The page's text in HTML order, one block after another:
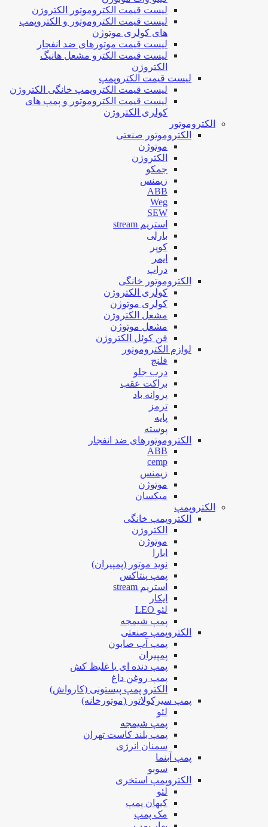
لیست قیمت الکتروموتور الکتروژن
لیست قیمت الکتروموتور و الکتروپمپ
های کولری موتوژن
لیست قیمت موتورهای ضد انفجار
لیست قیمت الکترو مشعل هانیگ
الکتروژن
لیست قیمت الکتروپمپ
لیست قیمت الکتروپمپ خانگی الکتروژن
لیست قیمت الکتروموتور و پمپ های
کولری الکتروژن
الکتروموتور
الکتروموتور صنعتی
موتوژن
الکتروژن
جمکو
زیمنس
ABB
Weg
SEW
استریم stream
بارلی
کوپر
ایمر
دراپ
الکتروموتور خانگی
کولری الکتروژن
کولری موتوژن
مشعل الکتروژن
مشعل موتوژن
فن کوئل الکتروژن
لوازم الکتروموتور
فلنج
درب جلو
براکت عقب
پروانه باد
ترمز
پایه
پوسته
الکتروموتورهای ضد انفجار
ABB
cemp
زیمنس
موتوژن
میکسان
الکتروپمپ
الکتروپمپ خانگی
الکتروژن
موتوژن
ابارا
نوید موتور (پمپیران)
پمپ پنتاکس
استریم stream
ایکار
لئو LEO
پمپ شیمجه
الکتروپمپ صنعتی
پمپ آب صابون
پمپیران
پمپ دنده ای یا غلیظ کش
پمپ روغن داغ
الکترو پمپ پیستونی (کارواش)
پمپ سیرکولاتور (موتورخانه)
لئو
پمپ شیمجه
پمپ بلند کاست تهران
سمنان انرژی
پمپ آبنما
سوبو
الکتروپمپ استخری
لئو
کیهان پمپ
مک پمپ